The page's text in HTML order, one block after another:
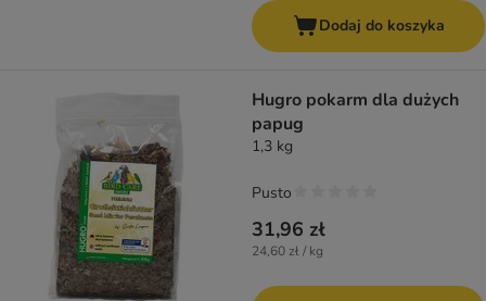
Dodaj do koszyka
Hugro pokarm dla dużych
papug
1,3 kg
31,96 zł
24,60 zł / kg
Pusto